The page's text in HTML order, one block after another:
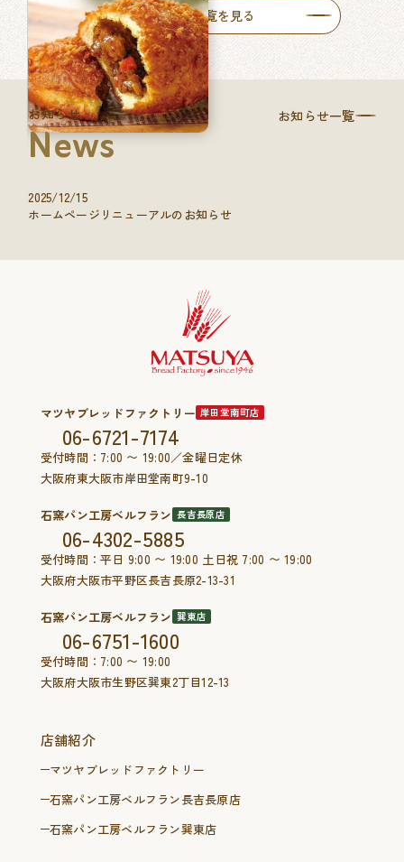
人気商品一覧を見る
お知らせ
News
お知らせ一覧
2025/12/15
ホームページリニューアルのお知らせ
マツヤブレッドファクトリー 岸田堂南町店
06-6721-7174
受付時間：7:00 〜 19:00／金曜日定休
大阪府東大阪市岸田堂南町9-10
石窯パン工房ベルフラン 長吉長原店
06-4302-5885
受付時間：平日 9:00 〜 19:00 土日祝 7:00 〜 19:00
大阪府大阪市平野区長吉長原2-13-31
石窯パン工房ベルフラン 巽東店
06-6751-1600
受付時間：7:00 〜 19:00
大阪府大阪市生野区巽東2丁目12-13
店舗紹介
マツヤブレッドファクトリー
石窯パン工房ベルフラン長吉長原店
石窯パン工房ベルフラン巽東店